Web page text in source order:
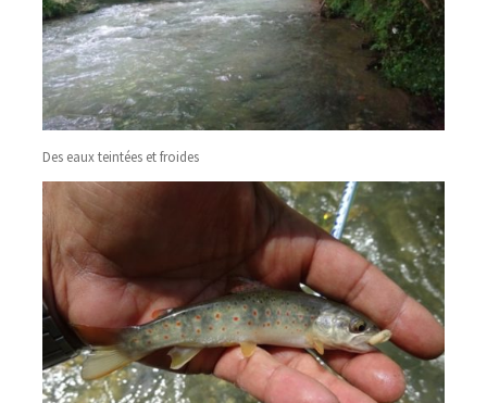
Des eaux teintées et froides